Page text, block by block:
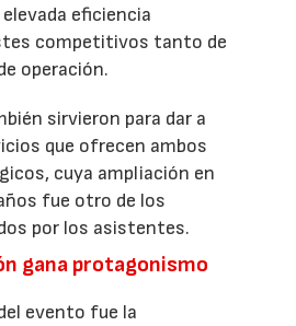
eficiencia
competitivos tanto de
operación.
sirvieron para dar a
que ofrecen ambos
cuya ampliación en
fue otro de los
por los asistentes.
gana protagonismo
evento fue la